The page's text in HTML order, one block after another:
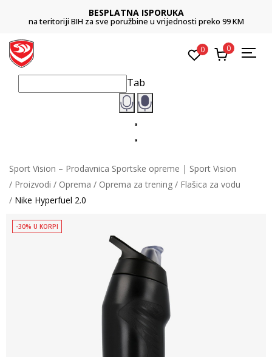
BESPLATNA ISPORUKA
na teritoriji BIH za sve poružbine u vrijednosti preko 99 KM
0 0
Tab
Sport Vision – Prodavnica Sportske opreme | Sport Vision
Proizvodi
Oprema Oprema za trening
Flašica za vodu
Nike Hyperfuel 2.0
-30% U KORPI